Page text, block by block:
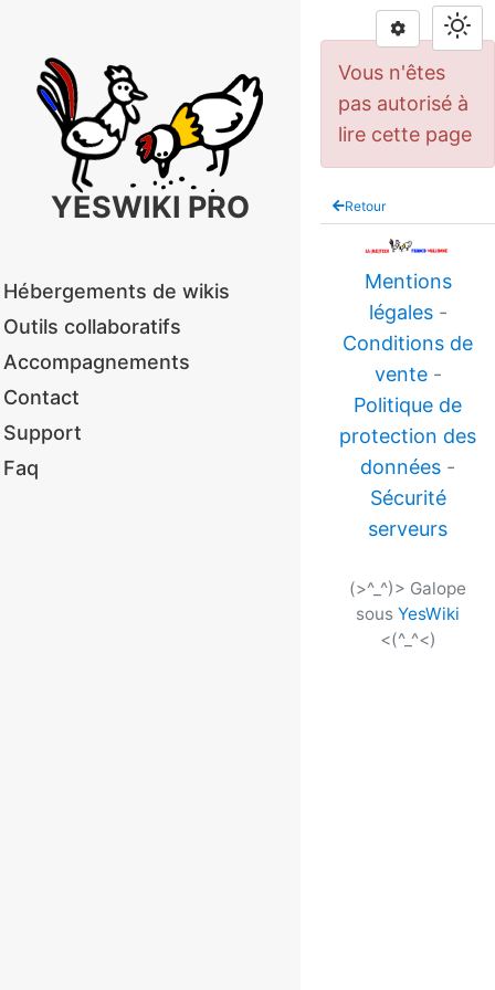
YESWIKI PRO
Hébergements de wikis
Outils collaboratifs
Accompagnements
Contact
Support
Faq
Vous n'êtes
pas autorisé à
lire cette page
Retour
Mentions
légales-
Conditions de
vente-
Politique de
protection des
données -
Sécurité
serveurs
(>^_^)> Galope
sous YesWiki
<(^_^<)